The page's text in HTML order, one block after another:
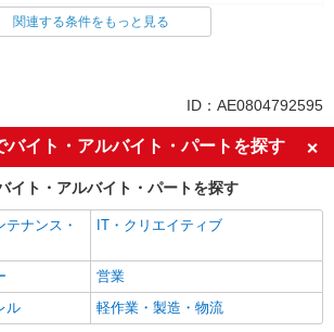
ボーナス・賞与あり
車通勤OK
社会保険あり
関連する条件をもっと見る
ID：AE0804792595
バイト・アルバイト・パートを探す
イト・アルバイト・パートを探す
ナンス・
IT・クリエイティブ
営業
ル
軽作業・製造・物流